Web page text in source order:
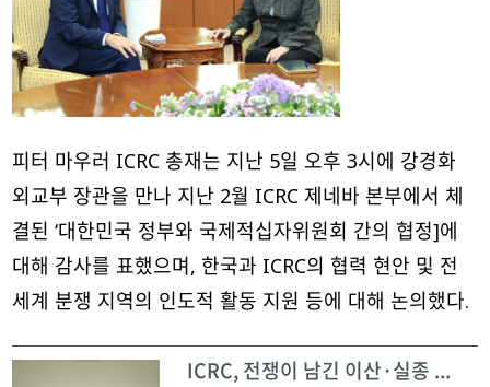
피터 마우러 ICRC 총재는 지난 5일 오후 3시에 강경화
외교부 장관을 만나 지난 2월 ICRC 제네바 본부에서 체
결된 ‘대한민국 정부와 국제적십자위원회 간의 협정]에
대해 감사를 표했으며, 한국과 ICRC의 협력 현안 및 전
세계 분쟁 지역의 인도적 활동 지원 등에 대해 논의했다.
ICRC, 전쟁이 남긴 이산·실종 ...